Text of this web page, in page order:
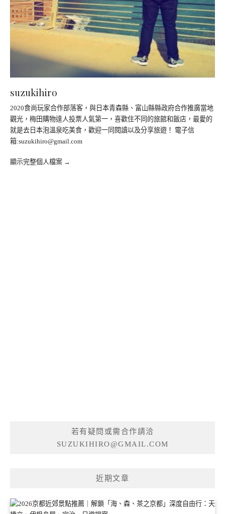
suzukihiro
2020食尚玩家合作部落客，與日本青森縣、富山縣縣政府合作推廣當地
觀光，梅田購物達人投票人氣第一，喜歡住不同的旅館和飯店，最愛的
就是去日本泡溫泉吃美食，歡迎一同閱讀以及分享旅遊！ 電子信
箱:suzukihiro@gmail.com
顯示完整個人檔案 →
若有疑問或需合作請洽
SUZUKIHIRO@GMAIL.COM
近期文章